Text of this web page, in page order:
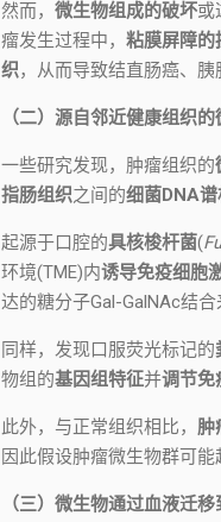
然而， 微生物组成的破坏或
瘤发生过程中， 粘膜屏障的
织，从而导致结直肠癌、
（二）源自邻近健康组织
一些研究发现，肿瘤组织的
指肠组织之间的细菌DNA
起源于口腔的具核梭杆菌(
环境(TME)内诱导免疫细胞
达的糖分子Gal-GalNAc结合
同样，发现口服荧光标记的
物组的基因组特征并调节免
此外，与正常组织相比， 肿
因此假设肿瘤微生物群可能
（三）微生物通过血液迁